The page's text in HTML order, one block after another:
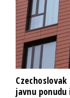
javnu